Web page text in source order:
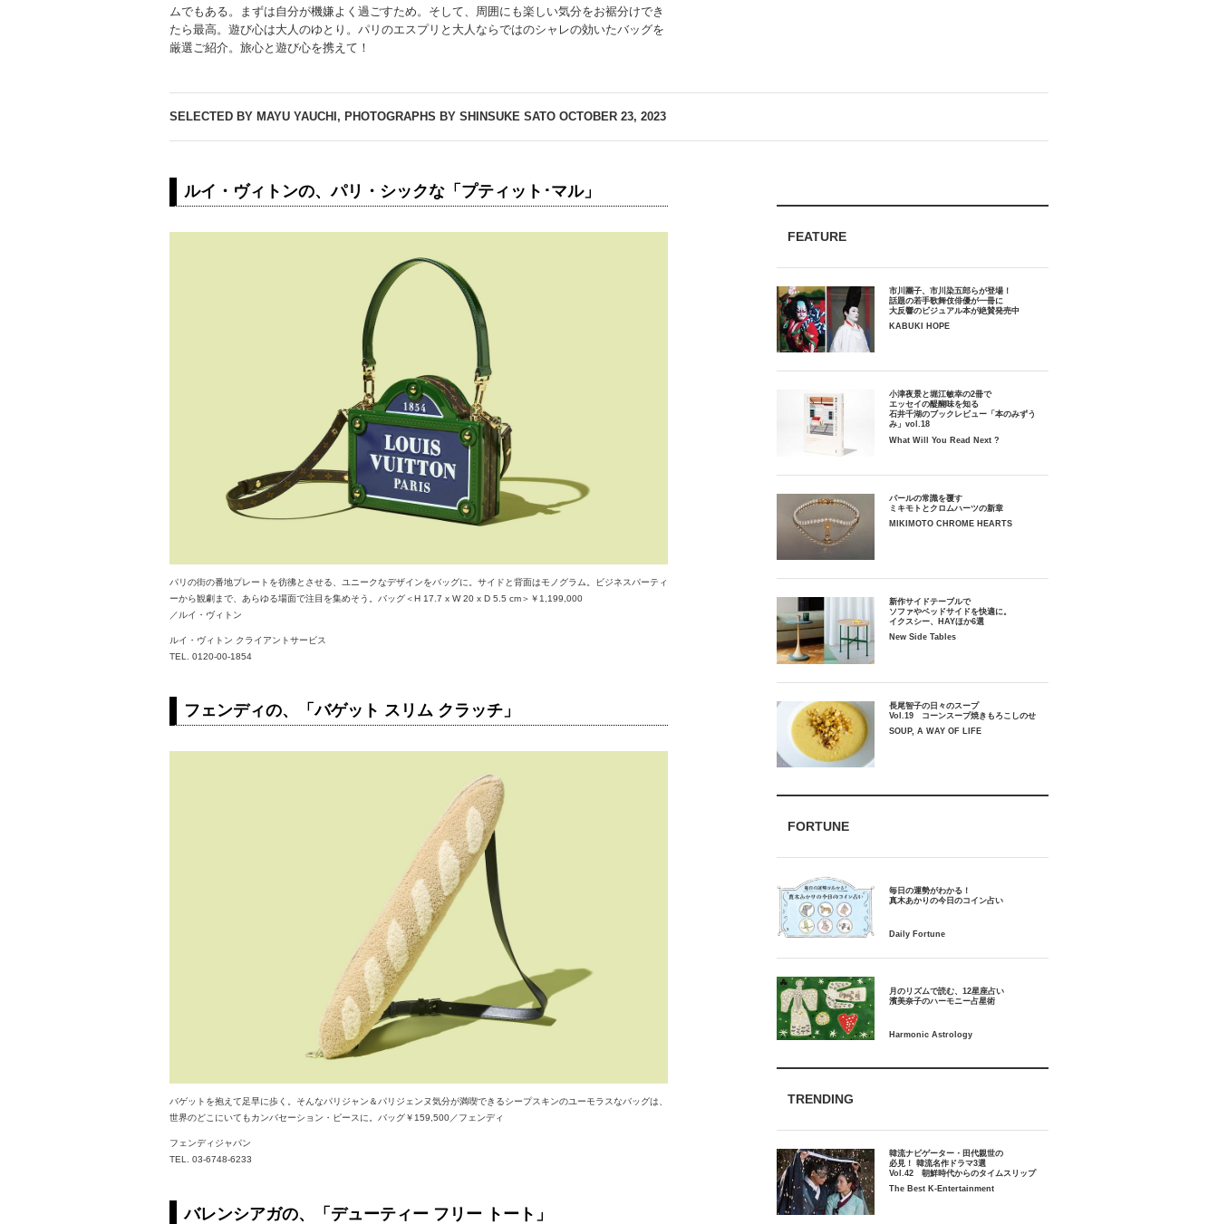
ムでもある。まずは自分が機嫌よく過ごすため。そして、周囲にも楽しい気分をお裾分けでき
たら最高。遊び心は大人のゆとり。パリのエスプリと大人ならではのシャレの効いたバッグを
厳選ご紹介。旅心と遊び心を携えて！
SELECTED BY MAYU YAUCHI, PHOTOGRAPHS BY SHINSUKE SATO OCTOBER 23, 2023
ルイ・ヴィトンの、パリ・シックな「プティット･マル」
パリの街の番地プレートを彷彿とさせる、ユニークなデザインをバッグに。サイドと背面はモノグラム。ビジネスパーティ
ーから観劇まで、あらゆる場面で注目を集めそう。バッグ＜H 17.7 x W 20 x D 5.5 cm＞￥1,199,000
／ルイ・ヴィトン
ルイ・ヴィトン クライアントサービス
TEL. 0120-00-1854
フェンディの、「バゲット スリム クラッチ」
バゲットを抱えて足早に歩く。そんなパリジャン＆パリジェンヌ気分が満喫できるシープスキンのユーモラスなバッグは、
世界のどこにいてもカンバセーション・ピースに。バッグ￥159,500／フェンディ
フェンディジャパン
TEL. 03-6748-6233
バレンシアガの、「デューティー フリー トート」
FEATURE
市川團子、市川染五郎らが登場！
話題の若手歌舞伎俳優が一冊に
大反響のビジュアル本が絶賛発売中
KABUKI HOPE
小津夜景と堀江敏幸の2冊で
エッセイの醍醐味を知る
石井千湖のブックレビュー「本のみずう
み」vol.18
What Will You Read Next ?
パールの常識を覆す
ミキモトとクロムハーツの新章
MIKIMOTO CHROME HEARTS
新作サイドテーブルで
ソファやベッドサイドを快適に。
イクスシー、HAYほか6選
New Side Tables
長尾智子の日々のスープ
Vol.19 コーンスープ焼きもろこしのせ
SOUP, A WAY OF LIFE
FORTUNE
毎日の運勢がわかる！
月のリズムで読む、12星座占い
TRENDING
韓流ナビゲーター・田代親世の
必見！ 韓流名作ドラマ3選
Vol.42 朝鮮時代からのタイムスリップ
The Best K-Entertainment